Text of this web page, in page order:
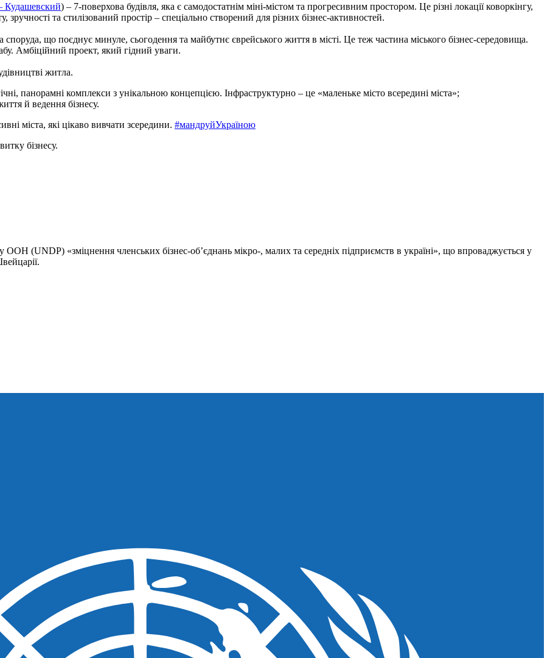
Кудашевский) – 7-поверхова будівля, яка є самодостатнім міні-містом та прогресивним простором. Це різні локації коворкінгу,
та стилізований простір – спеціально створений для різних бізнес-активностей.
споруда, що поєднує минуле, сьогодення та майбутнє єврейського життя в місті. Це теж частина міського бізнес-середовища.
Амбіційний проект, який гідний уваги.
житла.
панорамні комплекси з унікальною концепцією. Інфраструктурно – це «маленьке місто всередині міста»;
й ведення бізнесу.
міста, які цікаво вивчати зсередини. #мандруйУкраїною
бізнесу.
(UNDP) «зміцнення членських бізнес-обʼєднань мікро-, малих та середніх підприємств в україні», що впроваджується у